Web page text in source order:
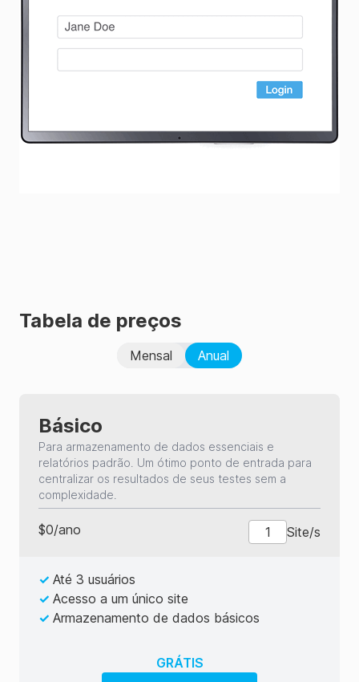
Tabela de preços
Mensal Anual
Básico
Para armazenamento de dados essenciais e
relatórios padrão. Um ótimo ponto de entrada para
centralizar os resultados de seus testes sem a
complexidade.
$0/ano Site/s
✓ Até 3 usuários
✓ Acesso a um único site
✓ Armazenamento de dados básicos
GRÁTIS